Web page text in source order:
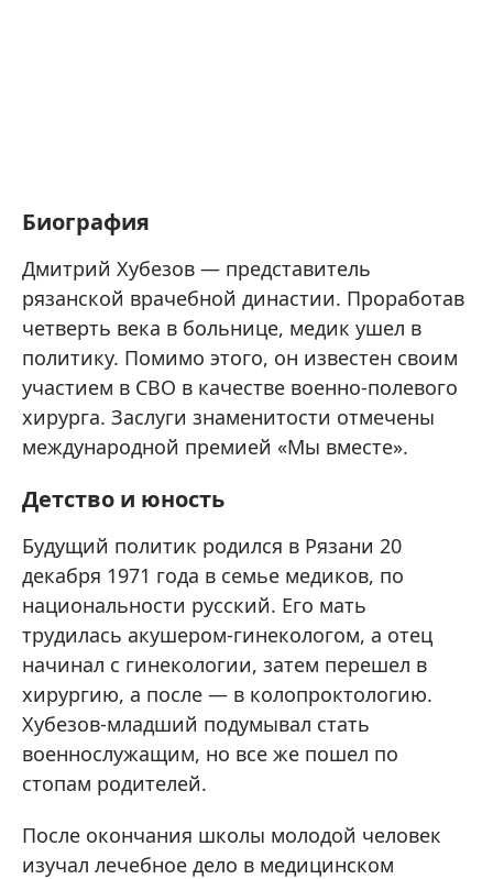
Биография
Дмитрий Хубезов — представитель
рязанской врачебной династии. Проработав
четверть века в больнице, медик ушел в
политику. Помимо этого, он известен своим
участием в СВО в качестве военно-полевого
хирурга. Заслуги знаменитости отмечены
международной премией «Мы вместе».
Детство и юность
Будущий политик родился в Рязани 20
декабря 1971 года в семье медиков, по
национальности русский. Его мать
трудилась акушером-гинекологом, а отец
начинал с гинекологии, затем перешел в
хирургию, а после — в колопроктологию.
Хубезов-младший подумывал стать
военнослужащим, но все же пошел по
стопам родителей.
После окончания школы молодой человек
изучал лечебное дело в медицинском